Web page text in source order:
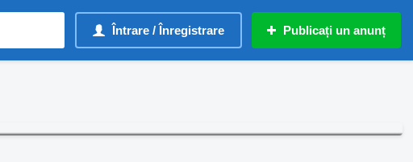
Întrare / Înregistrare Publicați un anunț